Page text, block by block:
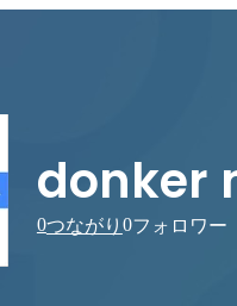
donker
0つながり 0フォロワー